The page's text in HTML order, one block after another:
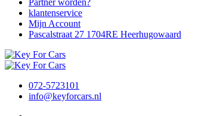
Partner worden?
klantenservice
Mijn Account
Pascalstraat 27 1704RE Heerhugowaard
072-5723101
info@keyforcars.nl